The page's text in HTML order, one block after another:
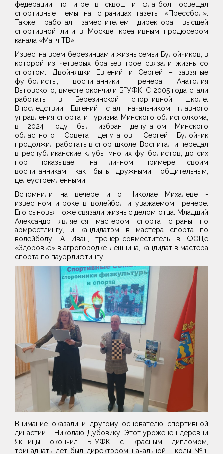
федерации по игре в сквош и флагбол, освещал
спортивные темы на страницах газеты «Прессбол».
Также работал заместителем директора высшей
спортивной лиги в Москве, креативным продюсером
канала «Матч ТВ».
Известна всем березинцам и жизнь семьи Булойчиков, в
которой из четверых братьев трое связали жизнь со
спортом. Двойняшки Евгений и Сергей – завзятые
футболисты, воспитанники тренера Анатолия
Выговского, вместе окончили БГУФК. С 2005 года стали
работать в Березинской спортивной школе.
Впоследствии Евгений стал начальником главного
управления спорта и туризма Минского облисполкома,
в 2024 году был избран депутатом Минского
областного Совета депутатов. Сергей Булойчик
продолжил работать в спортшколе. Воспитал и передал
в республиканские клубы многих футболистов, до сих
пор показывает на личном примере своим
воспитанникам, как быть дружными, общительным,
целеустремленными.
Вспомнили на вечере и о Николае Михалеве -
известном игроке в волейбол и уважаемом тренере.
Его сыновья тоже связали жизнь с делом отца. Младший
Александр является мастером спорта страны по
армрестлингу, и кандидатом в мастера спорта по
волейболу. А Иван, тренер-совместитель в ФОЦе
«Здоровье» в агрогородке Лешница, кандидат в мастера
спорта по пауэрлифтингу.
Внимание оказали и другому основателю спортивной
династии – Николаю Дубовику. Этот уроженец деревни
Якшицы окончил БГУФК с красным дипломом,
тринадцать лет был директором начальной школы №1.